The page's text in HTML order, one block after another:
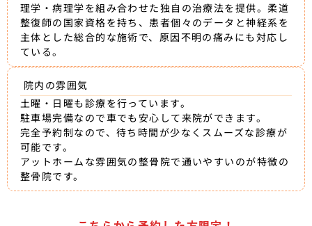
理学・病理学を組み合わせた独自の治療法を提供。柔道
整復師の国家資格を持ち、患者個々のデータと神経系を
主体とした総合的な施術で、原因不明の痛みにも対応し
ている。
院内の雰囲気
土曜・日曜も診療を行っています。
駐車場完備なので車でも安心して来院ができます。
完全予約制なので、待ち時間が少なくスムーズな診療が
可能です。
アットホームな雰囲気の整骨院で通いやすいのが特徴の
整骨院です。